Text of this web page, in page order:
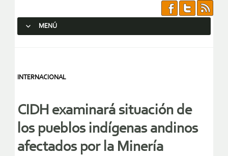
MENÚ
INTERNACIONAL
CIDH examinará situación de
los pueblos indígenas andinos
afectados por la Minería